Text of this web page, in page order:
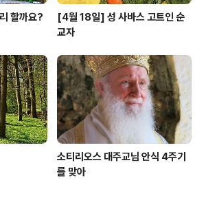
할까요?
[4월 18일] 성 사바스 고트인 순
교자
소티리오스 대주교님 안식 4주기
를 맞아